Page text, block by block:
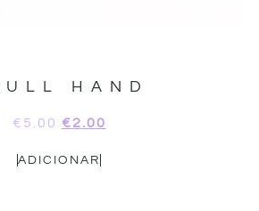
HAND
€ 5.00 €2.00
ADICIONAR